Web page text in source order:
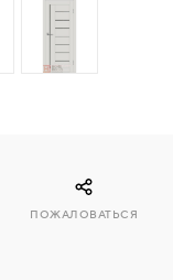
ПОЖАЛОВАТЬСЯ